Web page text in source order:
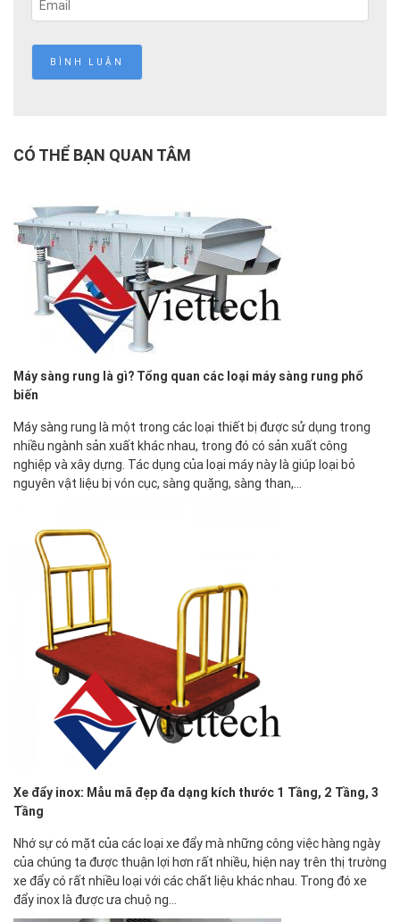
CÓ THỂ BẠN QUAN TÂM
Máy sàng rung là gì? Tổng quan các loại máy sàng rung phổ
biến
Máy sàng rung là một trong các loại thiết bị được sử dụng trong
nhiều ngành sản xuất khác nhau, trong đó có sản xuất công
nghiệp và xây dựng. Tác dụng của loại máy này là giúp loại bỏ
nguyên vật liệu bị vón cục, sàng quặng, sàng than,…
Xe đẩy inox: Mẫu mã đẹp đa dạng kích thước 1 Tầng, 2 Tầng, 3
Tầng
Nhớ sự có mặt của các loại xe đẩy mà những công việc hàng ngày
của chúng ta được thuận lợi hơn rất nhiều, hiện nay trên thị trường
xe đẩy có rất nhiều loại với các chất liệu khác nhau. Trong đó xe
đẩy inox là được ưa chuộng…